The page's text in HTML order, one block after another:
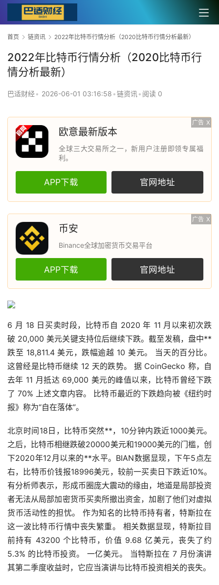
首页 链资讯 2022年比特币行情分析（2020比特币行情分析最新）
2022年比特币行情分析（2020比特币行
情分析最新）
巴适财经• 2026-06-01 03:16:58 •链资讯 • 阅读 0
广告 X
欧意最新版本
全球三大交易所之一，新用户注册即领专属福
利。
APP下载 官网地址
广告 X
币安
Binance全球加密货币交易平台
APP下载 官网地址
6 月 18 日买卖时段， 比特币 自 2020 年 11 月以来初次跌
破 20,000 美元关键支持位后继续下跌。截至发稿，盘中**
跌至 18,811.4 美元，跌幅逾越 10 美元。 当天的百分比。
这曾经是比特币继续 12 天的跌势。 据 CoinGecko 称，自
去年 11 月抵达 69,000 美元的峰值以来，比特币曾经下跌
了 70% 上述文章内容。 比特币最近的下跌趋向被《纽约时
报》称为“自在落体”。
北京时间18日，比特币突然**，10分钟内跌近1000美元。
之后，比特币相继跌破20000美元和19000美元的门槛，创
下2020年12月以来的**水平。BIAN数据显现，下午5点左
右，比特币价钱报18996美元，较前一买卖日下跌近10%。
有分析师表示，形成币圈庞大震动的缘由，地道是局部投资
者无法从局部加密货币买卖所撤出资金，加剧了他们对虚拟
货币活动性的担忧。 作为知名的比特币持有者，特斯拉在
这一波比特币行情中丧失繁重。 相关数据显现，特斯拉目
前持有 43200 个比特币，价值 9.68 亿美元，丧失了约
5.3% 的比特币投资。 一亿美元。 当特斯拉在 7 月份演讲
其第二季度收益时，它应当演讲与比特币投资相关的丧失。